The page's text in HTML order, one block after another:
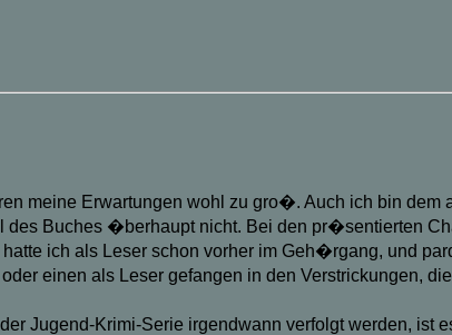
meine Erwartungen wohl zu gro�. Auch ich bin
Buches �berhaupt nicht. Bei den pr�sentierten
ich als Leser schon vorher im Geh�rgang, und
einen als Leser gefangen in den Verstrickungen,
Jugend-Krimi-Serie irgendwann verfolgt werden, ist